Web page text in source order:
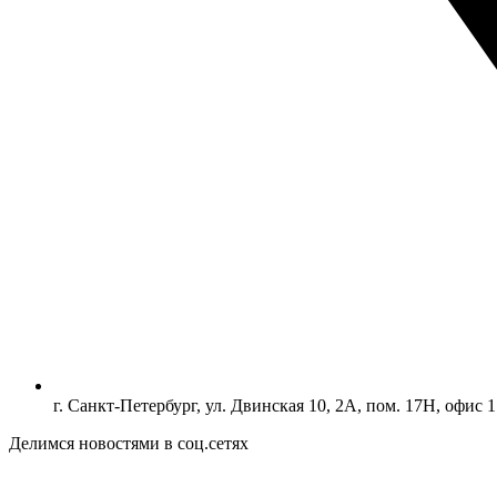
г. Санкт-Петербург, ул. Двинская 10, 2А, пом. 17Н, офис
Делимся новостями в соц.сетях